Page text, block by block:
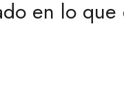
en lo